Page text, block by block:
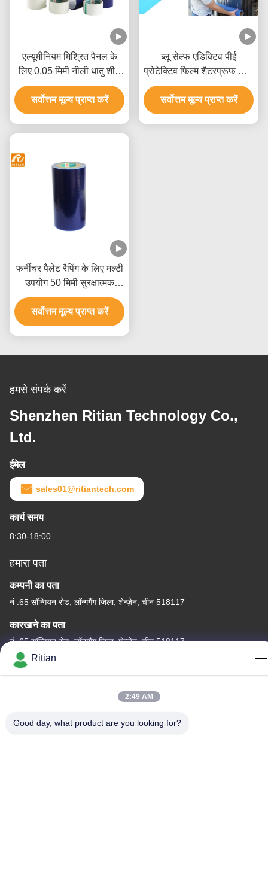
एल्यूमीनियम मिश्रित पैनल के
लिए 0.05 मिमी नीली धातु शीट
पीई संरक्षण फिल्म
सर्वोत्तम मूल्य प्राप्त करें
ब्लू सेल्फ एडिक्टिव पीई
प्रोटेक्टिव फिल्म शैटरप्रूफ विंडो
फिल्म
सर्वोत्तम मूल्य प्राप्त करें
फर्नीचर पैलेट रैपिंग के लिए मल्टी
उपयोग 50 मिमी सुरक्षात्मक
प्लास्टिक फिल्म
सर्वोत्तम मूल्य प्राप्त करें
हमसे संपर्क करें
Shenzhen Ritian Technology Co.,
Ltd.
ईमेल
sales01@ritiantech.com
कार्य समय
8:30-18:00
हमारा पता
कम्पनी का पता
नं .65 सॉन्गियन रोड, लॉन्गगैंग जिला, शेन्ज़ेन, चीन 518117
कारखाने का पता
नं .65 सॉन्गियन रोड, लॉन्गगैंग जिला, शेन्ज़ेन, चीन 518117
टेलीफोन
Ritian
2:49 AM
Good day, what product are you looking for?